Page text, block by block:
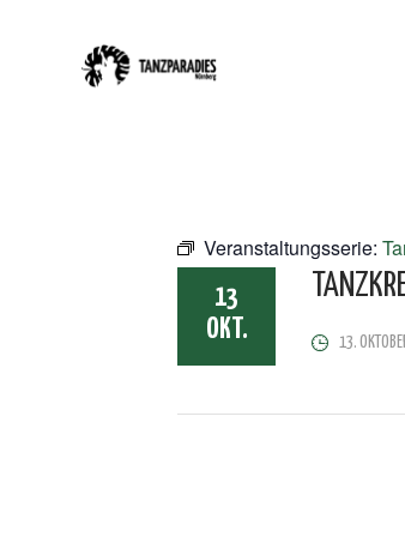
Veranstaltungsserie:
13
OKT.
13.